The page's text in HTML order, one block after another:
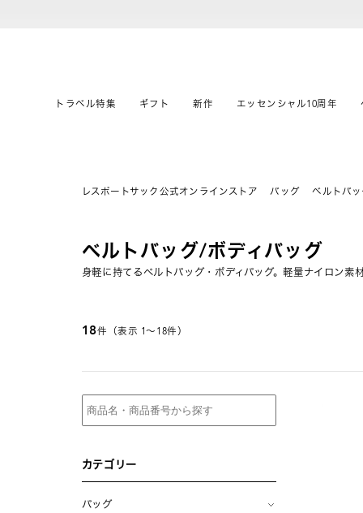
トラベル特集 ギフト 新作 エッセンシャル10周年
レスポートサック公式オンラインストア バッグ ベルトバ
ベルトバッグ/ボディバッグ
身軽に持てるベルトバッグ・ボディバッグ。軽量ナイロン
18件（表示 1〜18件）
カテゴリー
バッグ